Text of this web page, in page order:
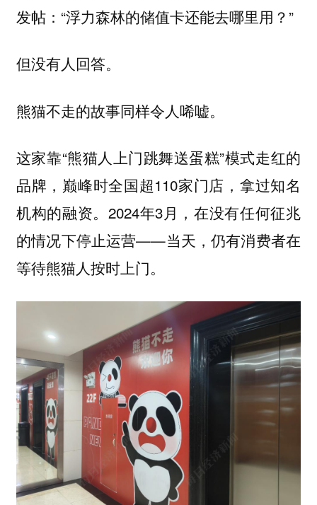
发帖：“浮力森林的储值卡还能去哪里用？”
但没有人回答。
熊猫不走的故事同样令人唏嘘。
这家靠“熊猫人上门跳舞送蛋糕”模式走红的
品牌，巅峰时全国超110家门店，拿过知名
机构的融资。2024年3月，在没有任何征兆
的情况下停止运营——当天，仍有消费者在
等待熊猫人按时上门。